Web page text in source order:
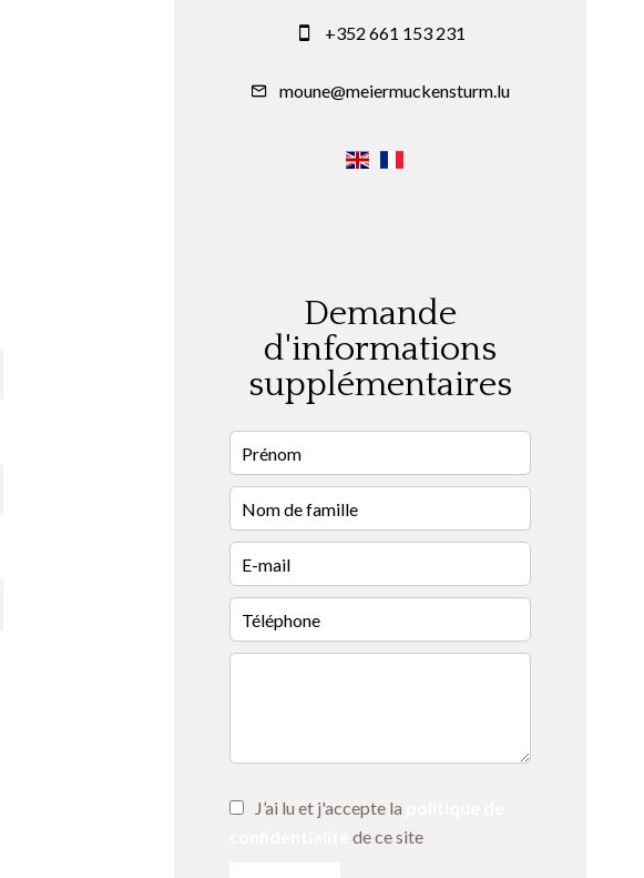
+352 661 153 231
moune@meiermuckensturm.lu
Demande
d'informations
supplémentaires
J’ai lu et j'accepte la
de ce site